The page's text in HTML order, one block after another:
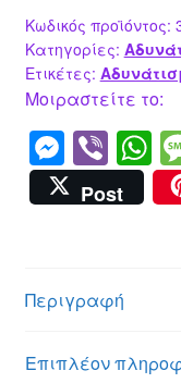
Κωδικός προϊόντος:
Κατηγορίες:
Ετικέτες:
Μοιραστείτε το:
M
e
ss
n
g
er
Vi
b
er
h
at
p
Post
Περιγραφή
Επιπλέον